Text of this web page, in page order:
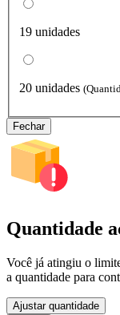
19 unidades
20 unidades
Fechar
Quantidade
Você já atingiu o
a quantidade para
Ajustar quantidade